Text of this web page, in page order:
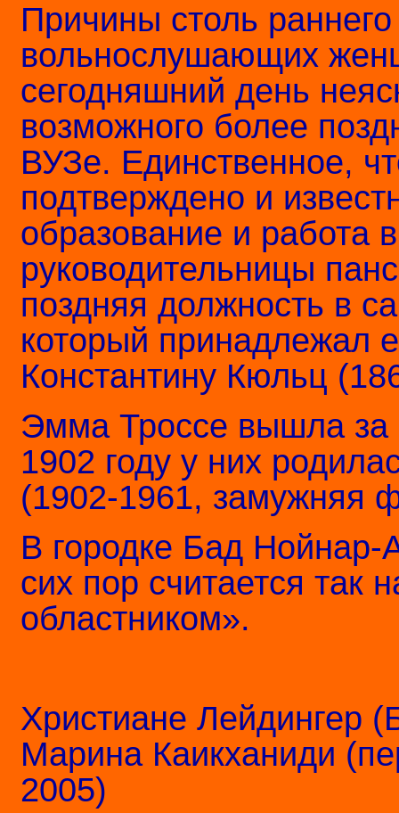
Причины столь
вольнослушающих
сегодняшний день
возможного более
ВУЗе. Единственное,
подтверждено и
образование и работа
руководительницы
поздняя должность в
который принадлежал
Константину Кюльц
Эмма Троссе вышла за
1902 году у них
(1902-1961, замужняя
В городке Бад
сих пор считается так
областником».
Христиане Лейдингер
Марина Каикханиди
2005)